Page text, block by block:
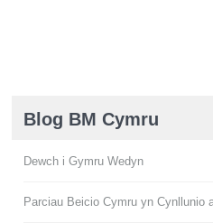
Blog BM Cymru
Dewch i Gymru Wedyn
Parciau Beicio Cymru yn Cynllunio